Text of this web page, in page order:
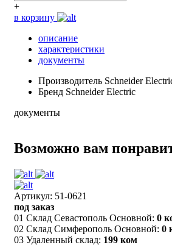
+
в корзину
описание
характеристики
документы
Производитель Schneider
Бренд Schneider Electric
документы
Возможно вам
Артикул: 51-0621
под заказ
01 Склад Севастополь Основной: 0
02 Склад Симферополь Основной: 0
03 Удаленный склад: 199 ком